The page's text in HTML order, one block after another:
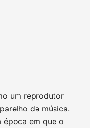
um reprodutor
de música.
época em que o